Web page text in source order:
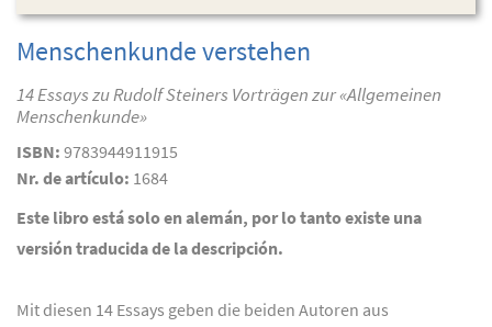
Menschenkunde verstehen
14 Essays zu Rudolf Steiners Vorträgen zur «Allgemeinen
Menschenkunde»
ISBN: 9783944911915
Nr. de artículo: 1684
Este libro está solo en alemán, por lo tanto existe una
versión traducida de la descripción.
Mit diesen 14 Essays geben die beiden Autoren aus